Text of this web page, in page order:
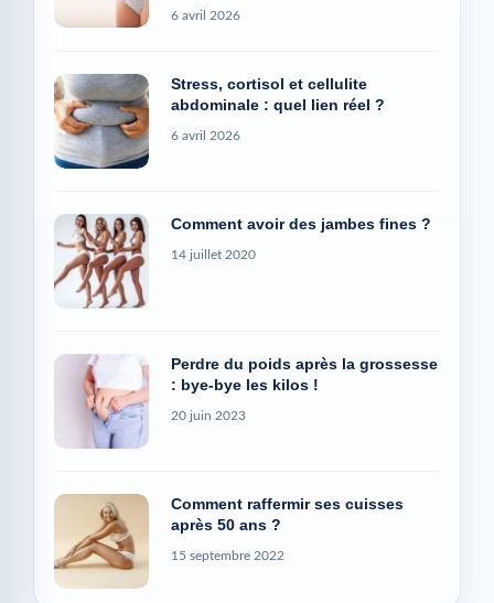
6 avril 2026
Stress, cortisol et cellulite
abdominale : quel lien réel ?
6 avril 2026
Comment avoir des jambes fines ?
14 juillet 2020
Perdre du poids après la grossesse
: bye-bye les kilos !
20 juin 2023
Comment raffermir ses cuisses
après 50 ans ?
15 septembre 2022